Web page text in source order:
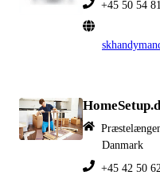
+45 50 54
Danmark
+45 42 50